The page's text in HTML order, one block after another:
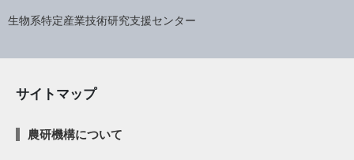
生物系特定産業技術研究支援センター
サイトマップ
農研機構について